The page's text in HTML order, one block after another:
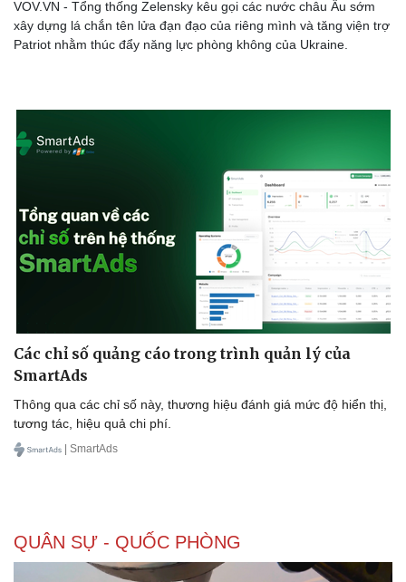
Thông tin doanh nghiệp
Doanh nghiệp 24h
Doanh nhân
Sành điệu
Chuyển đổi số
VOV.VN - Tổng thống Zelensky kêu gọi các nước châu Âu sớm
xây dựng lá chắn tên lửa đạn đạo của riêng mình và tăng viện trợ
Patriot nhằm thúc đẩy năng lực phòng không của Ukraine.
Các chỉ số quảng cáo trong trình quản lý của
SmartAds
Thông qua các chỉ số này, thương hiệu đánh giá mức độ hiển thị,
tương tác, hiệu quả chi phí.
| SmartAds
QUÂN SỰ - QUỐC PHÒNG